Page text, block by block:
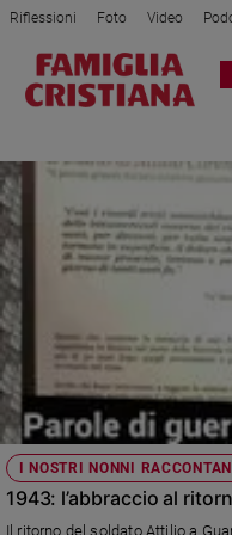
Attualità
Mondo
Economia
Sport
Interviste
Papa
Papa
Riflessioni Foto Video
Privacy Policy Chi siamo
Registrati Redazione
I NOSTRI NONNI
1943: l’abbraccio al
Il ritorno del soldato Attilio a